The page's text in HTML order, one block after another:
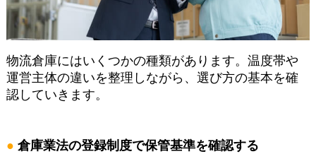
物流倉庫にはいくつかの種類があります。温度帯や
運営主体の違いを整理しながら、選び方の基本を確
認していきます。
倉庫業法の登録制度で保管基準を確認する